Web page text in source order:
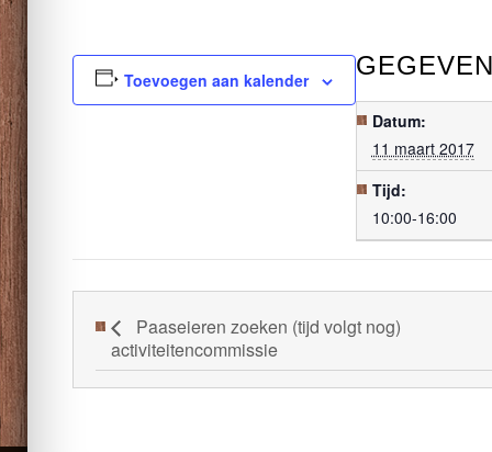
Toevoegen aan kalender
Datum:
11 maart 2017
Tijd:
10:00-16:00
Paaseieren zoeken (tijd volgt nog)
activiteitencommissie